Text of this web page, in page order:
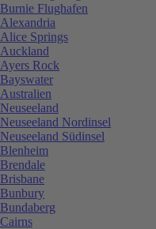
Burnie Flughafen
Alexandria
Alice Springs
Auckland
Ayers Rock
Bayswater
Australien
Neuseeland
Neuseeland Nordinsel
Neuseeland Südinsel
Blenheim
Brendale
Brisbane
Bunbury
Bundaberg
Cairns